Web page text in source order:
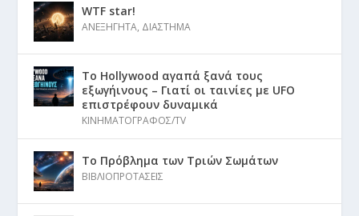
WTF star!
ΑΝΕΞΗΓΗΤΑ, ΔΙΑΣΤΗΜΑ
Το Hollywood αγαπά ξανά τους
εξωγήινους – Γιατί οι ταινίες με UFO
επιστρέφουν δυναμικά
ΚΙΝΗΜΑΤΟΓΡΑΦΟΣ/TV
Το Πρόβλημα των Τριών Σωμάτων
ΒΙΒΛΙΟΠΡΟΤΑΣΕΙΣ